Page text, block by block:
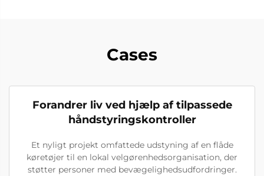
Cases
Forandrer liv ved hjælp af tilpassede
håndstyringskontroller
Et nyligt projekt omfattede udstyning af en flåde
køretøjer til en lokal velgørenhedsorganisation, der
støtter personer med bevægelighedsudfordringer.